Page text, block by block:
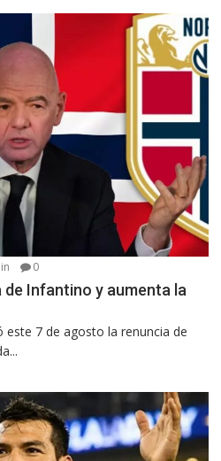
0
de Infantino y aumenta la
este 7 de agosto la renuncia de